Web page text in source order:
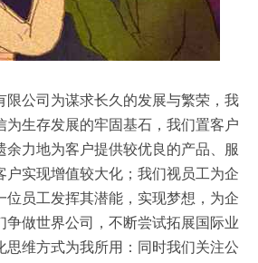
限公司为谋求长久的发展与繁荣，我
为生存发展的牢固基石，我们置客户
余力地为客户提供较优良的产品、服
户实现增值较大化；我们视员工为企
位员工发挥其潜能，实现梦想，为企
争做世界公司，不断尝试拓展国际业
思维方式为我所用：同时我们关注公